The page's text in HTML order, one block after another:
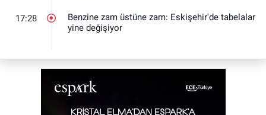
17:28
Benzine zam üstüne zam: Eskişehir'de tabelalar
yine değişiyor